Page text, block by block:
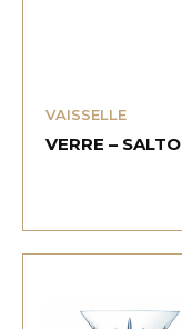
VAISSELLE
VERRE – SALTO